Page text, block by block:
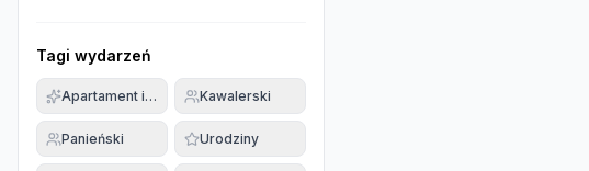
Tagi wydarzeń
Apartament imprezowyKawalerski
Panieński Urodziny